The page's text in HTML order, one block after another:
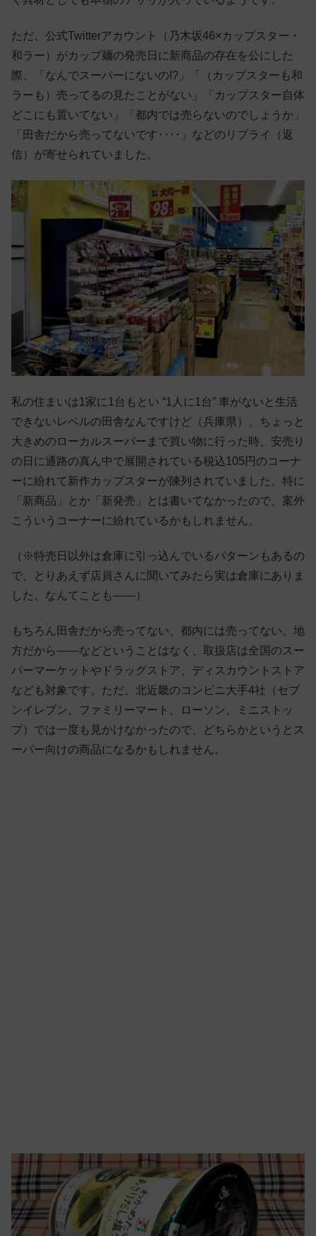
ただ、公式Twitterアカウント（乃木坂46×カップスター・
和ラー）がカップ麺の発売日に新商品の存在を公にした
際、「なんでスーパーにないの!?」「（カップスターも和
ラーも）売ってるの見たことがない」「カップスター自体
どこにも置いてない」「都内では売らないのでしょうか」
「田舎だから売ってないです‥‥」などのリプライ（返
信）が寄せられていました。
私の住まいは1家に1台もとい “1人に1台” 車がないと生活
できないレベルの田舎なんですけど（兵庫県）、ちょっと
大きめのローカルスーパーまで買い物に行った時、安売り
の日に通路の真ん中で展開されている税込105円のコーナ
ーに紛れて新作カップスターが陳列されていました。特に
「新商品」とか「新発売」とは書いてなかったので、案外
こういうコーナーに紛れているかもしれません。
（※特売日以外は倉庫に引っ込んでいるパターンもあるの
で、とりあえず店員さんに聞いてみたら実は倉庫にありま
した、なんてことも——）
もちろん田舎だから売ってない、都内には売ってない、地
方だから——などということはなく、取扱店は全国のスー
パーマーケットやドラッグストア、ディスカウントストア
なども対象です。ただ、北近畿のコンビニ大手4社（セブ
ンイレブン、ファミリーマート、ローソン、ミニストッ
プ）では一度も見かけなかったので、どちらかというとス
ーパー向けの商品になるかもしれません。